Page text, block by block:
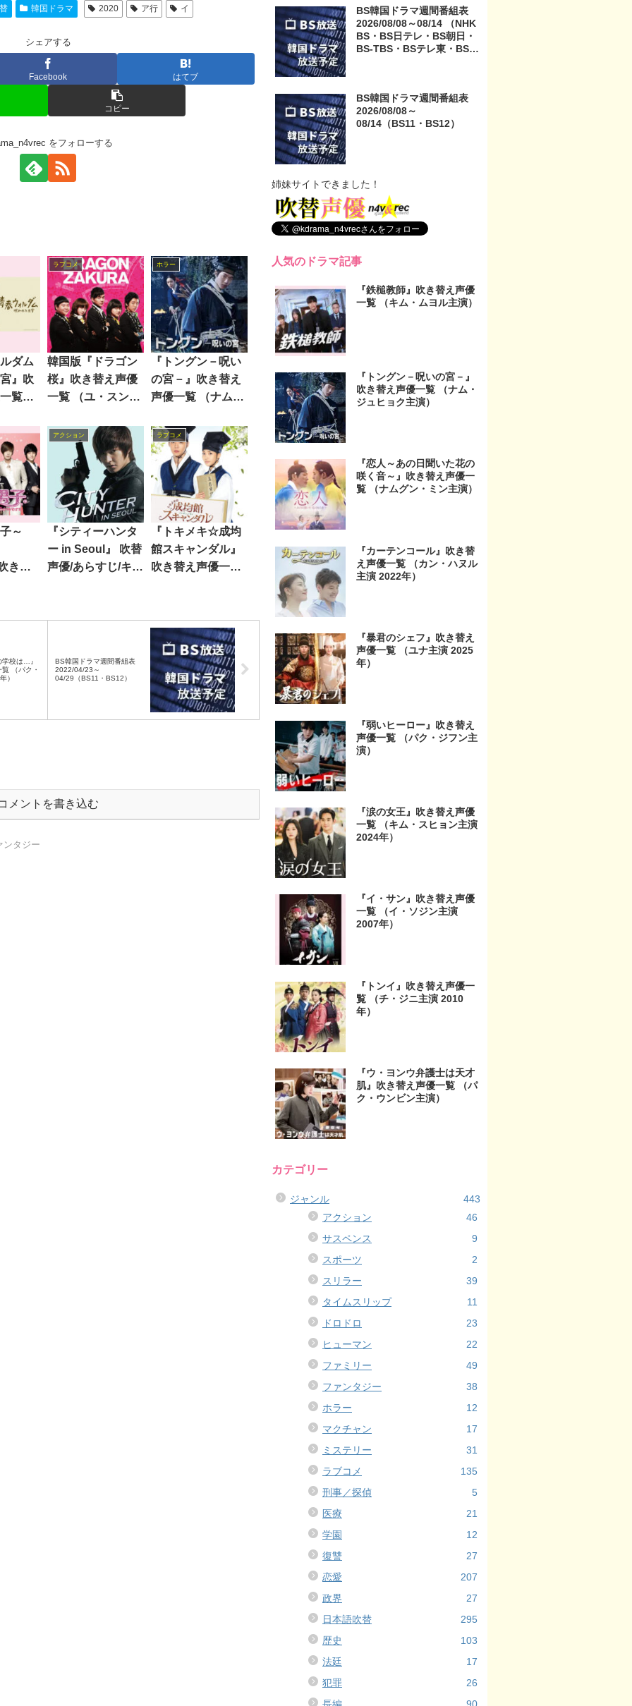
韓国ドラマ 2020 ア行 イ
シェアする
Facebook はてブ
コピー
をフォローする
ダム
』吹
覧
ラブコメ
韓国版『ドラゴン
桜』吹き替え声優
一覧 （ユ・スンホ
ホラー
『トングン－呪い
の宮－』吹き替え
声優一覧 （ナム・
～
き替
アクション
『シティーハンタ
ー in Seoul』 吹替
声優/あらすじ/キャ
2011年）
ラブコメ
『トキメキ☆成均
館スキャンダル』
吹き替え声優一覧
学校は…』
（パク・
）
BS韓国ドラマ週間番組表
2022/04/23～
04/29（BS11・BS12）
メントを書き込む
ンタジー
BS韓国ドラマ週間番組表
2026/08/08～08/14 （NHK
BS・BS日テレ・BS朝日・
BS-TBS・BSテレ東・BSフ
BS韓国ドラマ週間番組表
2026/08/08～
08/14（BS11・BS12）
姉妹サイトできました！
人気のドラマ記事
『鉄槌教師』吹き替え声優
一覧 （キム・ムヨル主演）
『トングン－呪いの宮－』
吹き替え声優一覧 （ナム・
ジュヒョク主演）
『恋人～あの日聞いた花の
咲く音～』吹き替え声優一
覧 （ナムグン・ミン主演）
『カーテンコール』吹き替
え声優一覧 （カン・ハヌル
主演 2022年）
『暴君のシェフ』吹き替え
声優一覧 （ユナ主演 2025
年）
『弱いヒーロー』吹き替え
声優一覧 （パク・ジフン主
演）
『涙の女王』吹き替え声優
一覧 （キム・スヒョン主演
2024年）
『イ・サン』吹き替え声優
一覧 （イ・ソジン主演
2007年）
『トンイ』吹き替え声優一
覧 （チ・ジニ主演 2010
年）
『ウ・ヨンウ弁護士は天才
肌』吹き替え声優一覧 （パ
ク・ウンビン主演）
カテゴリー
ジャンル
443
アクション
46
サスペンス
9
スポーツ
2
スリラー
39
タイムスリップ
11
ドロドロ
23
ヒューマン
22
ファミリー
49
ファンタジー
38
ホラー
12
マクチャン
17
ミステリー
31
ラブコメ
135
刑事／探偵
5
医療
21
学園
12
復讐
27
恋愛
207
政界
27
日本語吹替
295
歴史
103
法廷
17
犯罪
26